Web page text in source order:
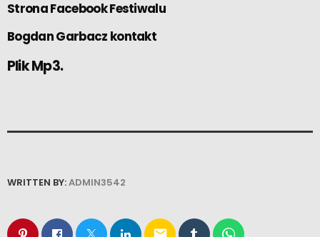
Strona Facebook Festiwalu
Bogdan Garbacz kontakt
Plik Mp3.
WRITTEN BY:ADMIN3542
email